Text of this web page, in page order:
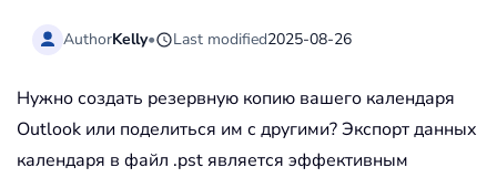
AuthorKelly• Last modified2025-08-26
Нужно создать резервную копию вашего календаря
Outlook или поделиться им с другими? Экспорт данных
календаря в файл .pst является эффективным